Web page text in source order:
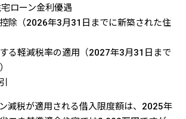
ローン金利優遇
除（2026年3月31日までに新築された住
る軽減税率の適用（2027年3月31日まで
減税が適用される借入限度額は、2025年